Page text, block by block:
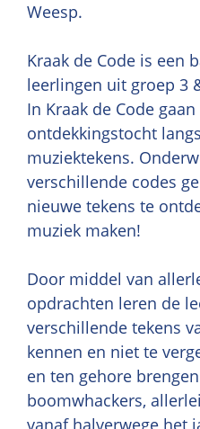
Weesp.
Kraak de Code is een
leerlingen uit groep 3
In Kraak de Code
ontdekkingstocht
muziektekens.
verschillende codes
nieuwe tekens te
muziek maken!
Door middel van
opdrachten leren de
verschillende tekens
kennen en niet te
en ten gehore
boomwhackers,